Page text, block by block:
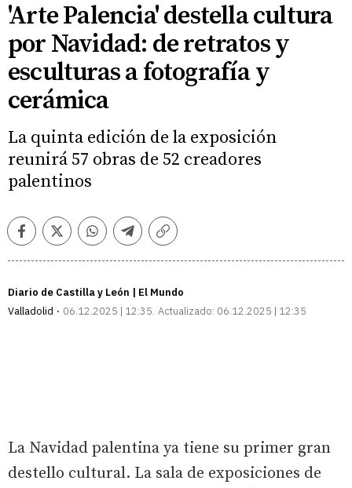
'Arte Palencia' destella cultura
por Navidad: de retratos y
esculturas a fotografía y
cerámica
La quinta edición de la exposición
reunirá 57 obras de 52 creadores
palentinos
FacebookTwitterWhatsappTelegramCopiar
Diario de Castilla y León | El Mundo
Valladolid
06.12.2025 | 12:35 Actualizado: 06.12.2025 | 12:35
La Navidad palentina ya tiene su primer gran
destello cultural. La sala de exposiciones de